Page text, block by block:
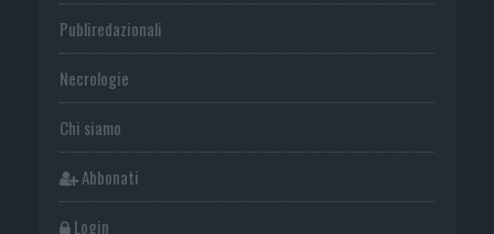
Publiredazionali
Necrologie
Chi siamo
Abbonati
Login